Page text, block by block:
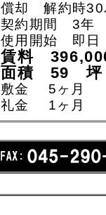
償却 解約時30
契約期間 3年
使用開始 即日
賃料
面積 59 坪
敷金 5ヶ月
礼金 1ヶ月